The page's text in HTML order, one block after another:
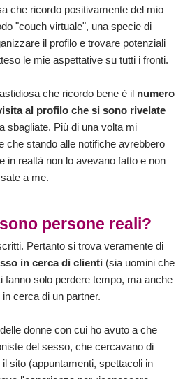
che ricordo positivamente del mio
"couch virtuale", una specie di
il profilo e trovare potenziali
le mie aspettative su tutti i fronti.
che ricordo bene è il numero
al profilo che si sono rivelate
sbagliate. Più di una volta mi
che stando alle notifiche avrebbero
in realtà non lo avevano fatto e non
a me.
persone reali?
Pertanto si trova veramente di
in cerca di clienti (sia uomini che
fanno solo perdere tempo, ma anche
cerca di un partner.
donne con cui ho avuto a che
del sesso, che cercavano di
sito (appuntamenti, spettacoli in